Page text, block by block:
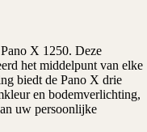
X 1250. Deze
het middelpunt van elke
biedt de Pano X drie
en bodemverlichting,
uw persoonlijke